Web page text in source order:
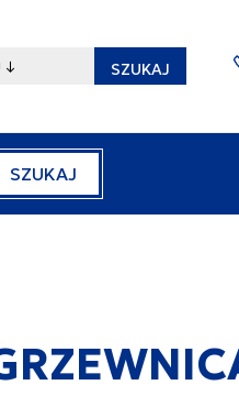
SZUKAJ
SZUKAJ